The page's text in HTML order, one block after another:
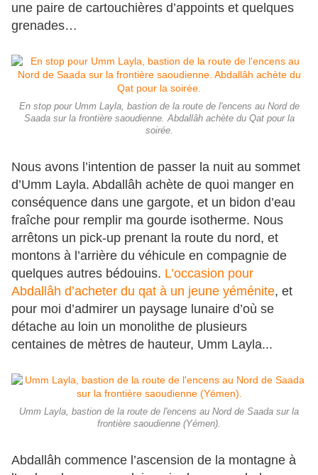
une paire de cartouchières d’appoints et quelques
grenades…
En stop pour Umm Layla, bastion de la route de l'encens au Nord de
Saada sur la frontière saoudienne. Abdallâh achète du Qat pour la
soirée.
Nous avons l’intention de passer la nuit au sommet
d’Umm Layla. Abdallâh achète de quoi manger en
conséquence dans une gargote, et un bidon d’eau
fraîche pour remplir ma gourde isotherme. Nous
arrêtons un pick-up prenant la route du nord, et
montons à l’arrière du véhicule en compagnie de
quelques autres bédouins. L’occasion pour
Abdallâh d’acheter du qat à un jeune yéménite, et
pour moi d’admirer un paysage lunaire d’où se
détache au loin un monolithe de plusieurs
centaines de mètres de hauteur, Umm Layla...
Umm Layla, bastion de la route de l'encens au Nord de Saada sur la
frontière saoudienne (Yémen).
Abdallâh commence l’ascension de la montagne à